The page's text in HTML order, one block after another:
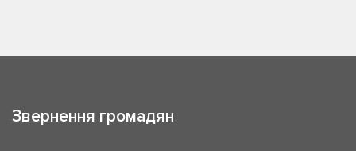
Звернення громадян